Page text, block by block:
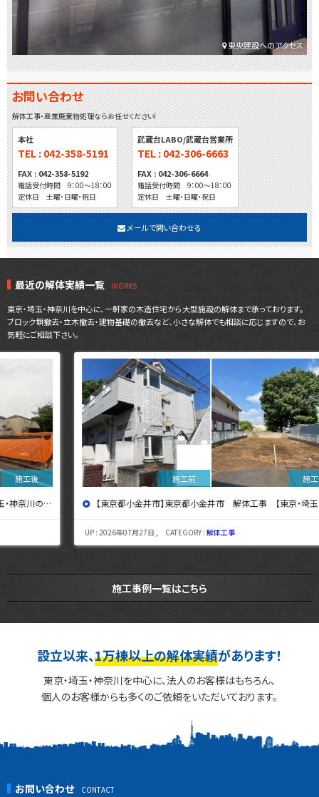
東央建設へのアクセス
お問い合わせ
解体工事・産業廃棄物処理ならお任せください!
本社
TEL : 042-358-5191
FAX : 042-358-5192
電話受付時間 9：00～18：00
定休日 土曜・日曜・祝日
武蔵台LABO/武蔵台営業所
TEL : 042-306-6663
FAX : 042-306-6664
電話受付時間 9：00～18：00
定休日 土曜・日曜・祝日
メールで問い合わせる
最近の解体実績一覧
東京・埼玉・神奈川を中心に、一軒家の木造住宅から大型施設の解体まで承っております。
ブロック塀撤去・立木撤去・建物基礎の撤去など、小さな解体でも相談に応じますので、お
気軽にご相談下さい。
【東京都小金井市】東京都小金井市 解体工事 【東京・埼玉・神奈川の解体工事なら東央建設へ】
UP : 2026年07月27日 , CATEGORY :解体工事
施工事例一覧はこちら
設立以来、1万棟以上の解体実績があります！
東京・埼玉・神奈川を中心に、法人のお客様はもちろん、
個人のお客様からも多くのご依頼をいただいております。
お問い合わせ